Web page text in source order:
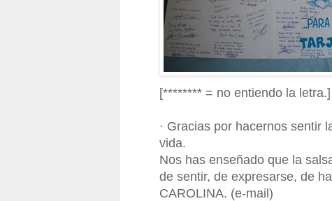
[******** = no entiendo la letra.]
· Gracias por hacernos sentir
vida.
Nos has enseñado que la
de sentir, de expresarse, de
CAROLINA. (e-mail)